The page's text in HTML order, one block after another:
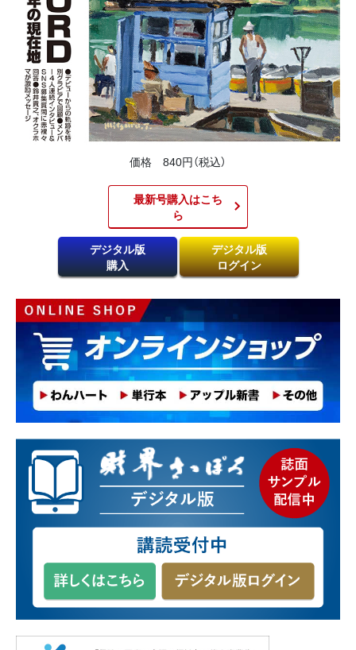
価格 840円（税込）
最新号購入はこち
ら​
デジタル版
購入
デジタル版
ログイン